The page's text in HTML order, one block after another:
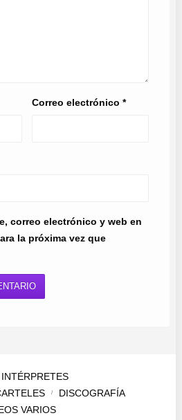
Correo electrónico*
correo electrónico y web en
la próxima vez que
INTÉRPRETES
DISCOGRAFÍA
VARIOS